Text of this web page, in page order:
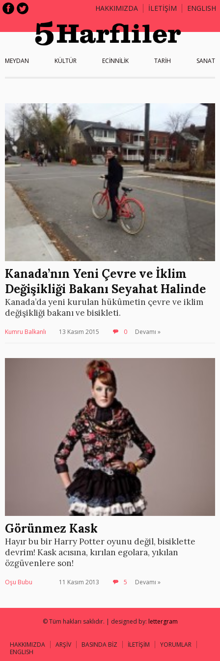
HAKKIMIZDA İLETİŞİM ENGLISH
MEYDAN KÜLTÜR ECİNNİLİK TARİH SANAT
Kanada’nın Yeni Çevre ve İklim
Değişikliği Bakanı Seyahat Halinde
Kanada’da yeni kurulan hükûmetin çevre ve iklim
değişikliği bakanı ve bisikleti.
Kumru Balkanlı 13 Kasım 2015 0 Devamı »
Görünmez Kask
Hayır bu bir Harry Potter oyunu değil, bisiklette
devrim! Kask acısına, kırılan egolara, yıkılan
özgüvenlere son!
Oşu Bubu 11 Kasım 2013 5 Devamı »
© Tüm hakları saklıdır. | designed by: lettergram
HAKKIMIZDA ARŞİV BASINDA BİZ İLETİŞİM
YORUMLAR
ENGLISH